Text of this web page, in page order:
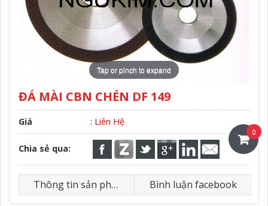
Tap or pinch to expand
ĐÁ MÀI CBN CHÉN DF 149
Giá : Liên Hệ
Chia sẻ qua:
Thông tin sản phẩm Bình luận facebook
0